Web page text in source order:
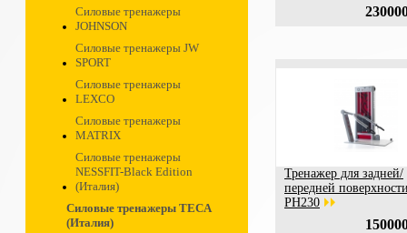
Силовые тренажеры
JOHNSON
Силовые тренажеры JW
SPORT
Силовые тренажеры
LEXCO
Силовые тренажеры
MATRIX
Силовые тренажеры
NESSFIT-Black Edition
(Италия)
Силовые тренажеры TECA
(Италия)
Тренажер для задней/
передней
PH230